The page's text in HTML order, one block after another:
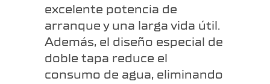
excelente potencia de
arranque y una larga vida útil.
Además, el diseño especial de
doble tapa reduce el
consumo de agua, eliminando